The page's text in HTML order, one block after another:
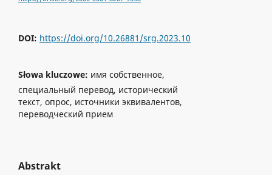
DOI: https://doi.org/10.26881/srg.2023.10
Słowa kluczowe: имя собственное,
специальный перевод, исторический
текст, опрос, источники эквивалентов,
переводческий прием
Abstrakt